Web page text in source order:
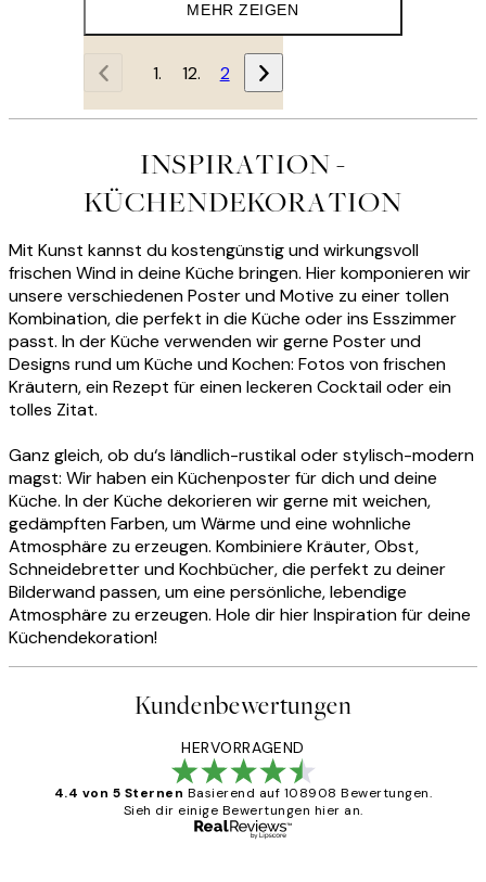
MEHR ZEIGEN
1 2
INSPIRATION -
KÜCHENDEKORATION
Mit Kunst kannst du kostengünstig und wirkungsvoll
frischen Wind in deine Küche bringen. Hier komponieren wir
unsere verschiedenen Poster und Motive zu einer tollen
Kombination, die perfekt in die Küche oder ins Esszimmer
passt. In der Küche verwenden wir gerne Poster und
Designs rund um Küche und Kochen: Fotos von frischen
Kräutern, ein Rezept für einen leckeren Cocktail oder ein
tolles Zitat.
Ganz gleich, ob du‘s ländlich-rustikal oder stylisch-modern
magst: Wir haben ein Küchenposter für dich und deine
Küche. In der Küche dekorieren wir gerne mit weichen,
gedämpften Farben, um Wärme und eine wohnliche
Atmosphäre zu erzeugen. Kombiniere Kräuter, Obst,
Schneidebretter und Kochbücher, die perfekt zu deiner
Bilderwand passen, um eine persönliche, lebendige
Atmosphäre zu erzeugen. Hole dir hier Inspiration für deine
Küchendekoration!
Kundenbewertungen
HERVORRAGEND
4.4 von 5 Sternen Basierend auf 108908 Bewertungen.
Sieh dir einige Bewertungen hier an.